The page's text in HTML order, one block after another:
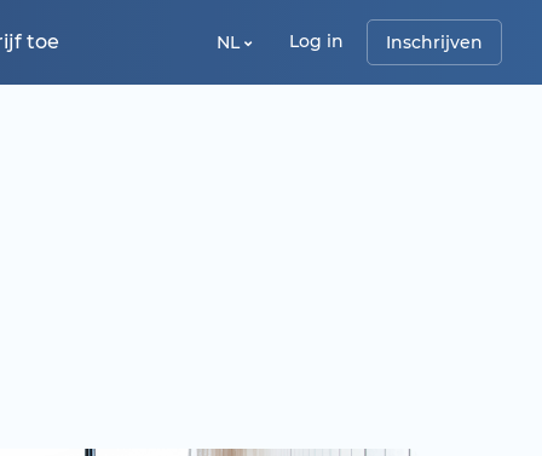
toe NL Log in Inschrijven